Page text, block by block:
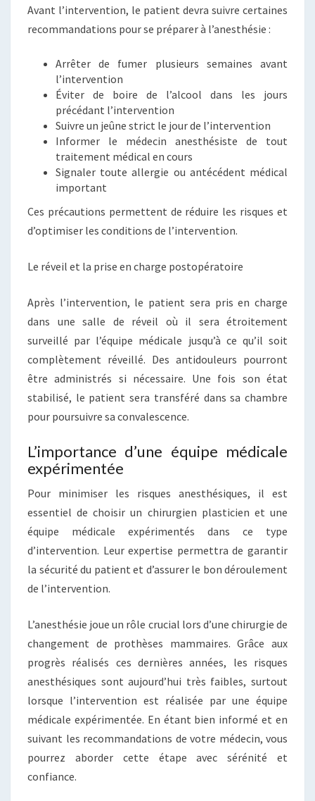
Avant l’intervention, le patient devra suivre certaines
recommandations pour se préparer à l’anesthésie :
Arrêter de fumer plusieurs semaines avant
l’intervention
Éviter de boire de l’alcool dans les jours
précédant l’intervention
Suivre un jeûne strict le jour de l’intervention
Informer le médecin anesthésiste de tout
traitement médical en cours
Signaler toute allergie ou antécédent médical
important
Ces précautions permettent de réduire les risques et
d’optimiser les conditions de l’intervention.
Le réveil et la prise en charge postopératoire
Après l’intervention, le patient sera pris en charge
dans une salle de réveil où il sera étroitement
surveillé par l’équipe médicale jusqu’à ce qu’il soit
complètement réveillé. Des antidouleurs pourront
être administrés si nécessaire. Une fois son état
stabilisé, le patient sera transféré dans sa chambre
pour poursuivre sa convalescence.
L’importance d’une équipe médicale
expérimentée
Pour minimiser les risques anesthésiques, il est
essentiel de choisir un chirurgien plasticien et une
équipe médicale expérimentés dans ce type
d’intervention. Leur expertise permettra de garantir
la sécurité du patient et d’assurer le bon déroulement
de l’intervention.
L’anesthésie joue un rôle crucial lors d’une chirurgie de
changement de prothèses mammaires. Grâce aux
progrès réalisés ces dernières années, les risques
anesthésiques sont aujourd’hui très faibles, surtout
lorsque l’intervention est réalisée par une équipe
médicale expérimentée. En étant bien informé et en
suivant les recommandations de votre médecin, vous
pourrez aborder cette étape avec sérénité et
confiance.